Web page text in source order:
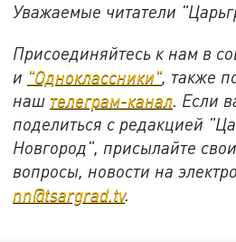
Уважаемые читатели
Присоединяйтесь к нам в
и "Одноклассники", также
наш телеграм-канал. Если
поделиться с редакцией
Новгород", присылайте
вопросы, новости на
nn@tsargrad.tv.